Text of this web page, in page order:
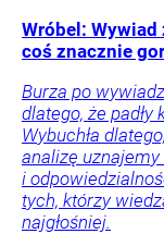
Wróbel: Wywiad
coś znacznie
Burza po
dlatego, że padły
Wybuchła
analizę uznajemy
i
tych, którzy
najgłośniej.